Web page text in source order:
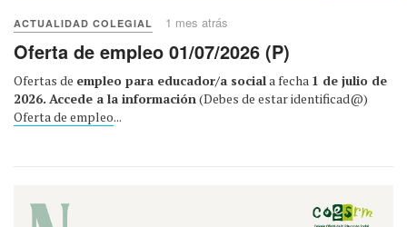
ACTUALIDAD COLEGIAL 1 mes atrás
Oferta de empleo 01/07/2026 (P)
Ofertas de empleo para educador/a sociala fecha 1 de julio de
2026. Accede a la información (Debes de estar identificad@)
Oferta de empleo...